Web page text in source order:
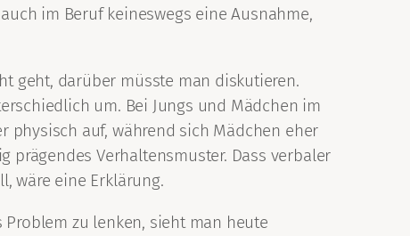
im Beruf keineswegs eine Ausnahme,
geht, darüber müsste man diskutieren.
um. Bei Jungs und Mädchen im
physisch auf, während sich Mädchen eher
prägendes Verhaltensmuster. Dass verbaler
wäre eine Erklärung.
Problem zu lenken, sieht man heute